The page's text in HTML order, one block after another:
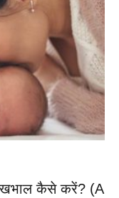
कैसे करें? (A